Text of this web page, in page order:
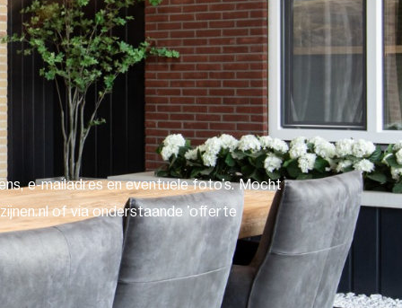
e-mailadres en eventuele foto's. Mocht
of via onderstaande 'offerte